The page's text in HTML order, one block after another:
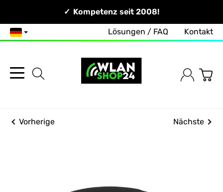
Persönlich & Erreichbar!Kompetenz seit 2008!
Deutsch Lösungen / FAQ Kontakt
Vorherige Nächste